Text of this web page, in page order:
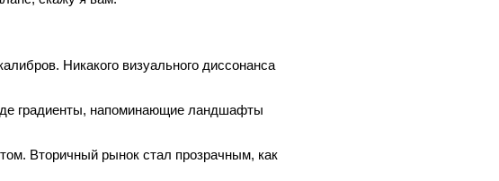
Никакого визуального диссонанса
градиенты, напоминающие ландшафты
Вторичный рынок стал прозрачным, как